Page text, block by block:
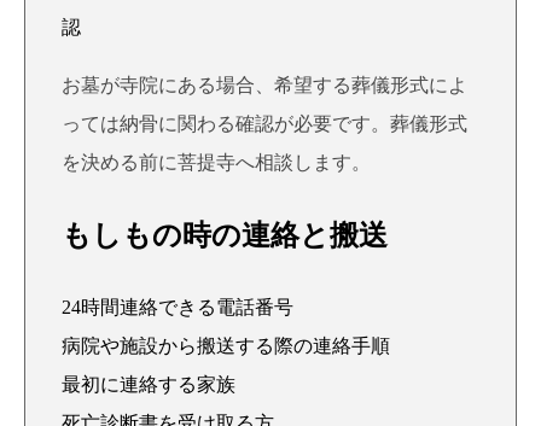
認
お墓が寺院にある場合、希望する葬儀形式によ
っては納骨に関わる確認が必要です。葬儀形式
を決める前に菩提寺へ相談します。
もしもの時の連絡と搬送
24時間連絡できる電話番号
病院や施設から搬送する際の連絡手順
最初に連絡する家族